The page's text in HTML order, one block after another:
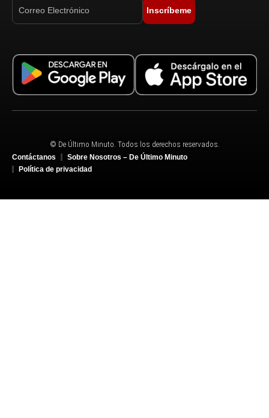
Inscríbeme
© De Último Minuto. Todos los derechos reservados.
Contáctanos
Sobre Nosotros – De Último Minuto
Política de privacidad